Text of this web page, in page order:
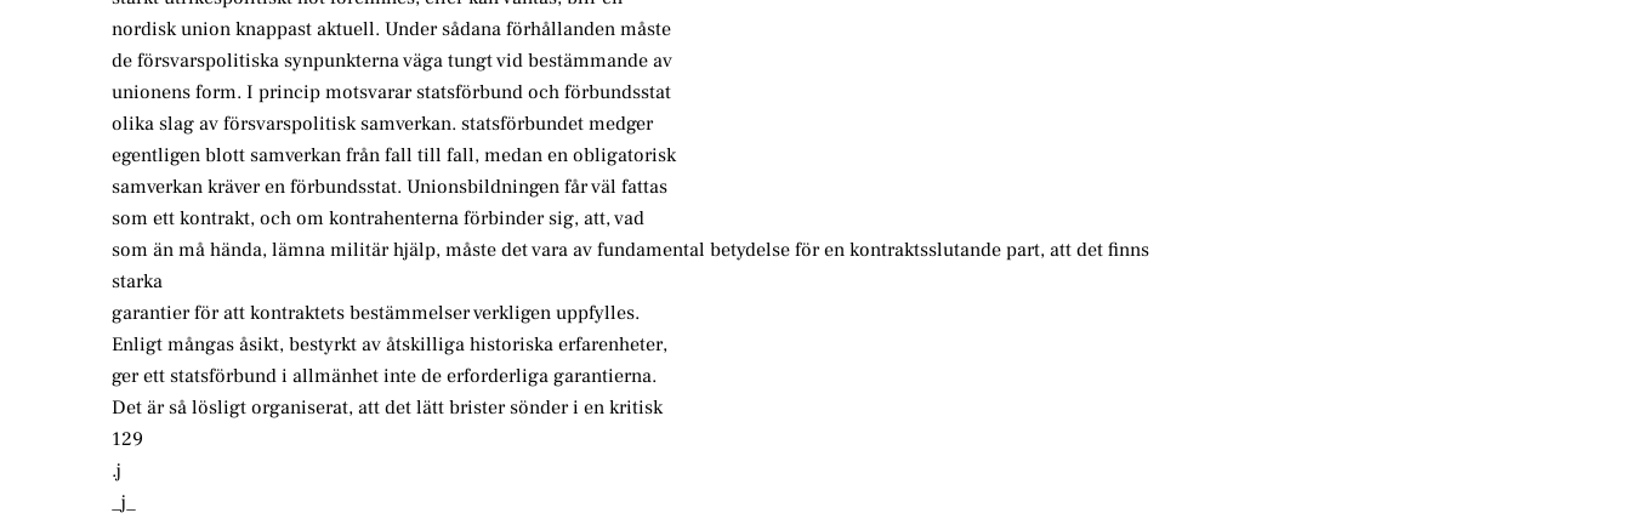
nordisk union knappast aktuell. Under sådana förhållanden måste
de försvarspolitiska synpunkterna väga tungt vid bestämmande av
unionens form. I princip motsvarar statsförbund och förbundsstat
olika slag av försvarspolitisk samverkan. statsförbundet medger
egentligen blott samverkan från fall till fall, medan en obligatorisk
samverkan kräver en förbundsstat. Unionsbildningen får väl fattas
som ett kontrakt, och om kontrahenterna förbinder sig, att, vad
som än må hända, lämna militär hjälp, måste det vara av fundamental betydelse för en kontraktsslutande part, att det finns
starka
garantier för att kontraktets bestämmelser verkligen uppfylles.
Enligt mångas åsikt, bestyrkt av åtskilliga historiska erfarenheter,
ger ett statsförbund i allmänhet inte de erforderliga garantierna.
Det är så lösligt organiserat, att det lätt brister sönder i en kritisk
129
.j
_j_